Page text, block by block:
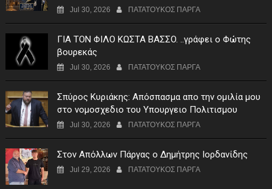
του Σωτήρος Σταυροχωρίου στης 5 Αυγούστου
Jul 30, 2026 ΠΑΤΑΤΟΥΚΟΣ ΠΑΡΓΑ
ΓIA TON ΦIΛO KΩΣTA BAΣΣO. ..γράφει ο Φώτης
βουρεκάς
Jul 30, 2026 ΠΑΤΑΤΟΥΚΟΣ ΠΑΡΓΑ
Σπύρος Κυριάκης: Απόσπασμα απο την ομιλία μου
στο νομοσχεδιο του Υπουργειο Πολιτισμου
Jul 30, 2026 ΠΑΤΑΤΟΥΚΟΣ ΠΑΡΓΑ
Στον Απόλλων Πάργας ο Δημήτρης Ιορδανίδης
Jul 29, 2026 ΠΑΤΑΤΟΥΚΟΣ ΠΑΡΓΑ